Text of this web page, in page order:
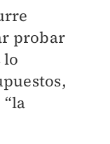
probar
lo